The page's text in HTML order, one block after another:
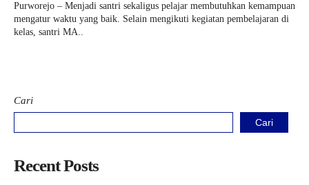
Purworejo – Menjadi santri sekaligus pelajar membutuhkan kemampuan
mengatur waktu yang baik. Selain mengikuti kegiatan pembelajaran di
kelas, santri MA..
Cari
Cari
Recent Posts